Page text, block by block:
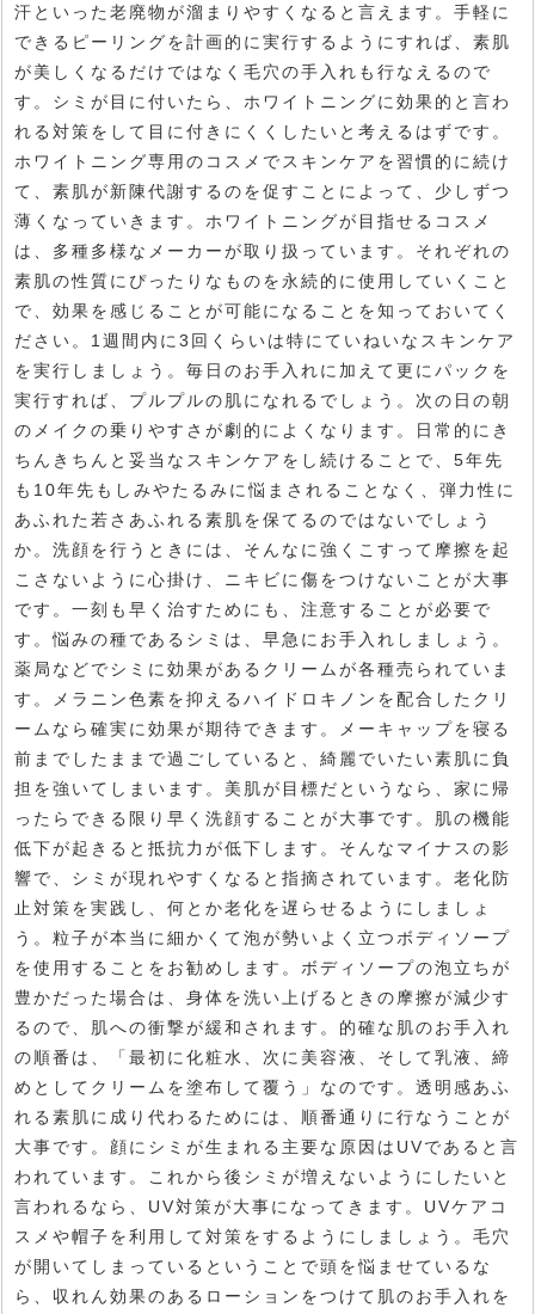
汗といった老廃物が溜まりやすくなると言えます。手軽に
できるピーリングを計画的に実行するようにすれば、素肌
が美しくなるだけではなく毛穴の手入れも行なえるので
す。シミが目に付いたら、ホワイトニングに効果的と言わ
れる対策をして目に付きにくくしたいと考えるはずです。
ホワイトニング専用のコスメでスキンケアを習慣的に続け
て、素肌が新陳代謝するのを促すことによって、少しずつ
薄くなっていきます。ホワイトニングが目指せるコスメ
は、多種多様なメーカーが取り扱っています。それぞれの
素肌の性質にぴったりなものを永続的に使用していくこと
で、効果を感じることが可能になることを知っておいてく
ださい。1週間内に3回くらいは特にていねいなスキンケア
を実行しましょう。毎日のお手入れに加えて更にパックを
実行すれば、プルプルの肌になれるでしょう。次の日の朝
のメイクの乗りやすさが劇的によくなります。日常的にき
ちんきちんと妥当なスキンケアをし続けることで、5年先
も10年先もしみやたるみに悩まされることなく、弾力性に
あふれた若さあふれる素肌を保てるのではないでしょう
か。洗顔を行うときには、そんなに強くこすって摩擦を起
こさないように心掛け、ニキビに傷をつけないことが大事
です。一刻も早く治すためにも、注意することが必要で
す。悩みの種であるシミは、早急にお手入れしましょう。
薬局などでシミに効果があるクリームが各種売られていま
す。メラニン色素を抑えるハイドロキノンを配合したクリ
ームなら確実に効果が期待できます。メーキャップを寝る
前までしたままで過ごしていると、綺麗でいたい素肌に負
担を強いてしまいます。美肌が目標だというなら、家に帰
ったらできる限り早く洗顔することが大事です。肌の機能
低下が起きると抵抗力が低下します。そんなマイナスの影
響で、シミが現れやすくなると指摘されています。老化防
止対策を実践し、何とか老化を遅らせるようにしましょ
う。粒子が本当に細かくて泡が勢いよく立つボディソープ
を使用することをお勧めします。ボディソープの泡立ちが
豊かだった場合は、身体を洗い上げるときの摩擦が減少す
るので、肌への衝撃が緩和されます。的確な肌のお手入れ
の順番は、「最初に化粧水、次に美容液、そして乳液、締
めとしてクリームを塗布して覆う」なのです。透明感あふ
れる素肌に成り代わるためには、順番通りに行なうことが
大事です。顔にシミが生まれる主要な原因はUVであると言
われています。これから後シミが増えないようにしたいと
言われるなら、UV対策が大事になってきます。UVケアコ
スメや帽子を利用して対策をするようにしましょう。毛穴
が開いてしまっているということで頭を悩ませているな
ら、収れん効果のあるローションをつけて肌のお手入れを